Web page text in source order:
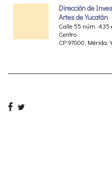
Dirección de
Artes de Yucatán
Calle 55 núm. 435
Centro
CP 97000, Mérida,